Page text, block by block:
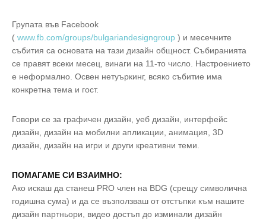
Групата във Facebook
( www.fb.com/groups/bulgariandesigngroup ) и месечните
събития са основaта на тази дизайн общност. Събиранията
се правят всеки месец, винаги на 11-то число. Настроението
е неформално. Освен нетуъркинг, всяко събитие има
конкретна тема и гост.
Говори се за графичен дизайн, уеб дизайн, интерфейс
дизайн, дизайн на мобилни апликации, анимация, 3D
дизайн, дизайн на игри и други креативни теми.
ПОМАГАМЕ СИ ВЗАИМНО:
Ако искаш да станеш PRO член на BDG (срещу символична
годишна сума) и да се възползваш от отстъпки към нашите
дизайн партньори, видео достъп до изминали дизайн